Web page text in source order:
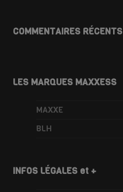
COMMENTAIRES RÉCENTS
LES MARQUES MAXXESS
MAXXE
BLH
INFOS LÉGALES et +